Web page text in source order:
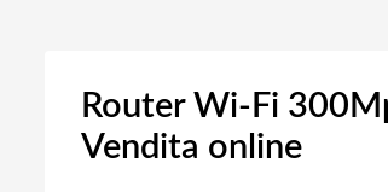
Router Wi-Fi
Vendita online